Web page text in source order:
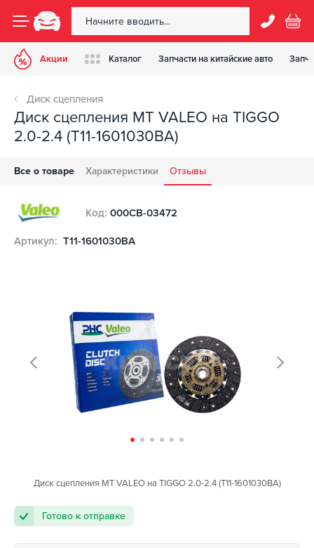
Акции Каталог Запчасти на китайские авто
Диск сцепления
Диск сцепления MT VALEO на TIGGO
2.0-2.4 (T11-1601030BA)
Все о товаре Характеристики Отзывы
Код: 000CB-03472
Артикул: T11-1601030BA
Диск сцепления MT VALEO на TIGGO 2.0-2.4 (T11-1601030BA)
Готово к отправке